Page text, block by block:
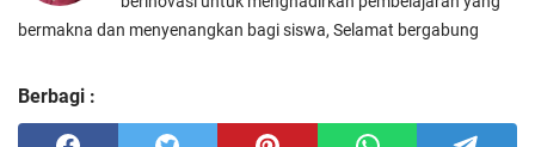
bermakna dan menyenangkan bagi siswa, Selamat bergabung
Berbagi :